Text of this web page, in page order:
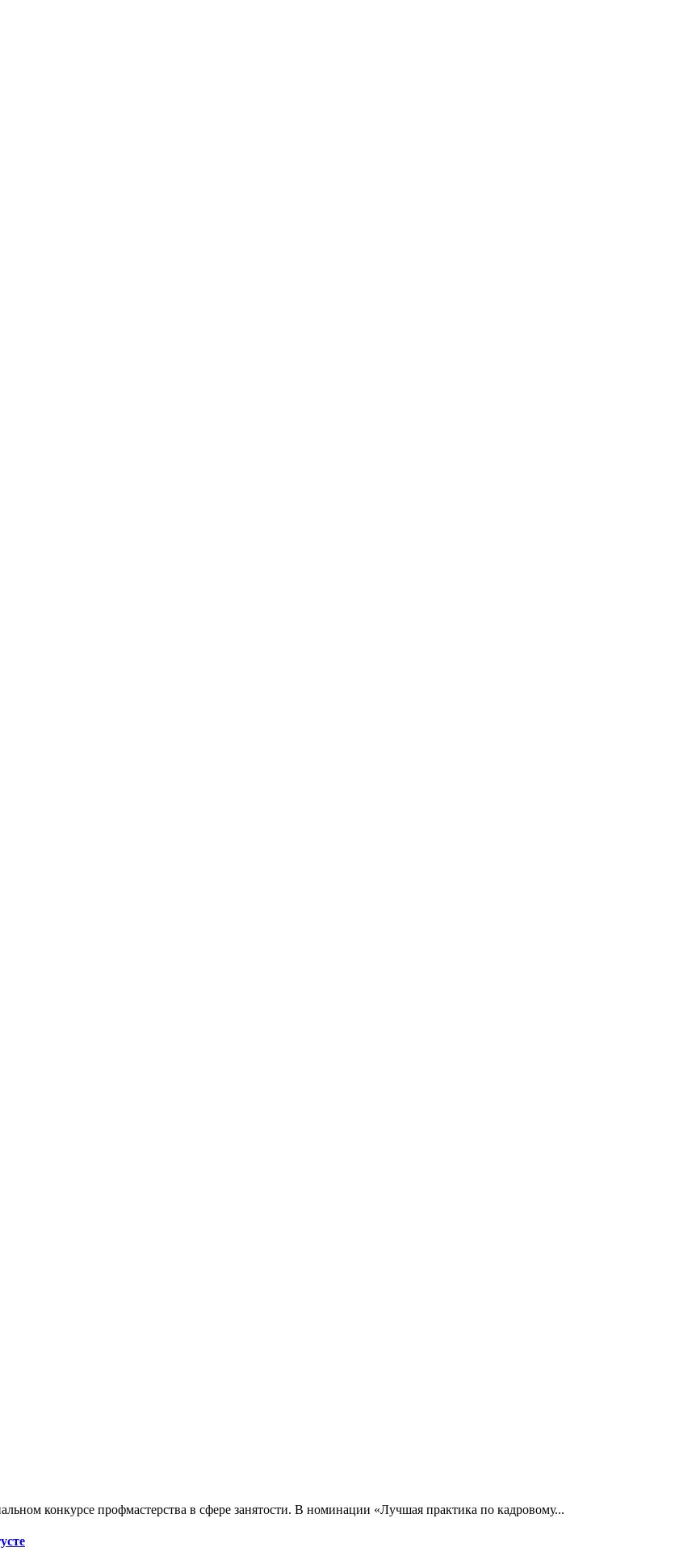
конкурсе профмастерства в сфере занятости. В номинации «Лучшая практика по кадровому...